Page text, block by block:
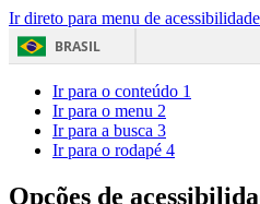
Ir direto para menu de
BRASIL
Ir para o conteúdo 1
Ir para o menu 2
Ir para a busca 3
Ir para o rodapé 4
Opções de